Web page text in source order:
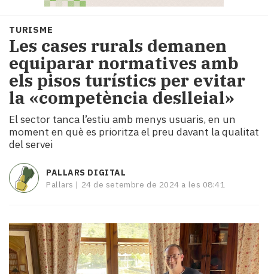
Societat
Política
i
municipis
Economia
i
Cultura
Esports
Mai
tant!
TV
i
temps
Reportatges
Entrevistes
TURISME
Les cases rurals demanen
equiparar normatives amb
els pisos turístics per evitar
la «competència deslleial»
El sector tanca l’estiu amb menys usuaris, en un
moment en què es prioritza el preu davant la qualitat
del servei
PALLARS DIGITAL
Pallars | 24 de setembre de 2024 a les 08:41